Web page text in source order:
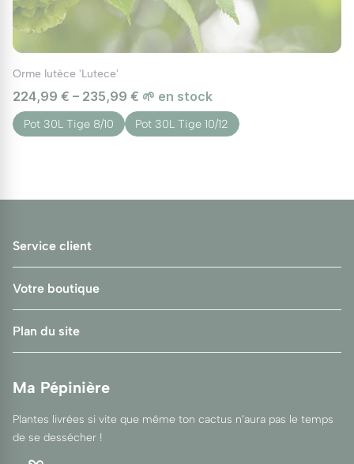
Orme lutèce 'Lutece'
224,99 € – 235,99 € 🌱 en stock
Pot 30L Tige 8/10 Pot 30L Tige 10/12
Service client
Votre boutique
Plan du site
Ma Pépinière
Plantes livrées si vite que même ton cactus n’aura pas le temps
de se dessécher !